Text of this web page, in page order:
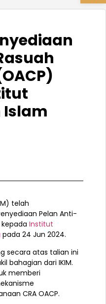
telah
Pelan Anti-
Institut
pada 24 Jun 2024.
secara atas talian ini
bahagian dari IKIM.
memberi
CRA OACP.